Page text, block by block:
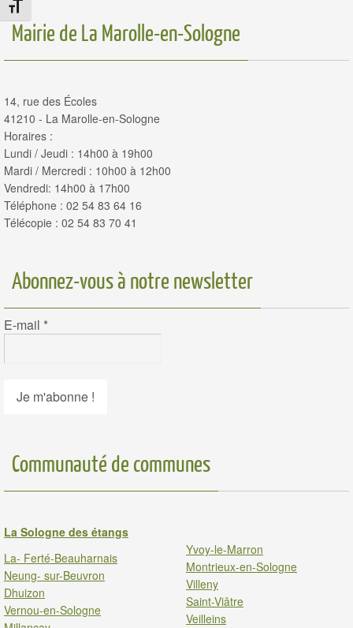
Changer la taille de la police
Mairie de La Marolle-en-Sologne
14, rue des Écoles
41210 - La Marolle-en-Sologne
Horaires :
Lundi / Jeudi : 14h00 à 19h00
Mardi / Mercredi : 10h00 à 12h00
Vendredi: 14h00 à 17h00
Téléphone : 02 54 83 64 16
Télécopie : 02 54 83 70 41
Abonnez-vous à notre newsletter
E-mail *
Communauté de communes
La Sologne des étangs
La- Ferté-Beauharnais
Neung- sur-Beuvron
Dhuizon
Vernou-en-Sologne
Yvoy-le-Marron
Montrieux-en-Sologne
Villeny
Saint-Viâtre
Veilleins